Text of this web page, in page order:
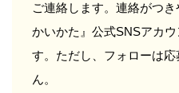
ご連絡します。連絡がつ
かいかた』公式SNSアカ
す。ただし、フォローは
ん。